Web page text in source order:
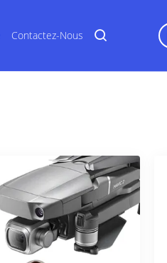
Contactez-Nous